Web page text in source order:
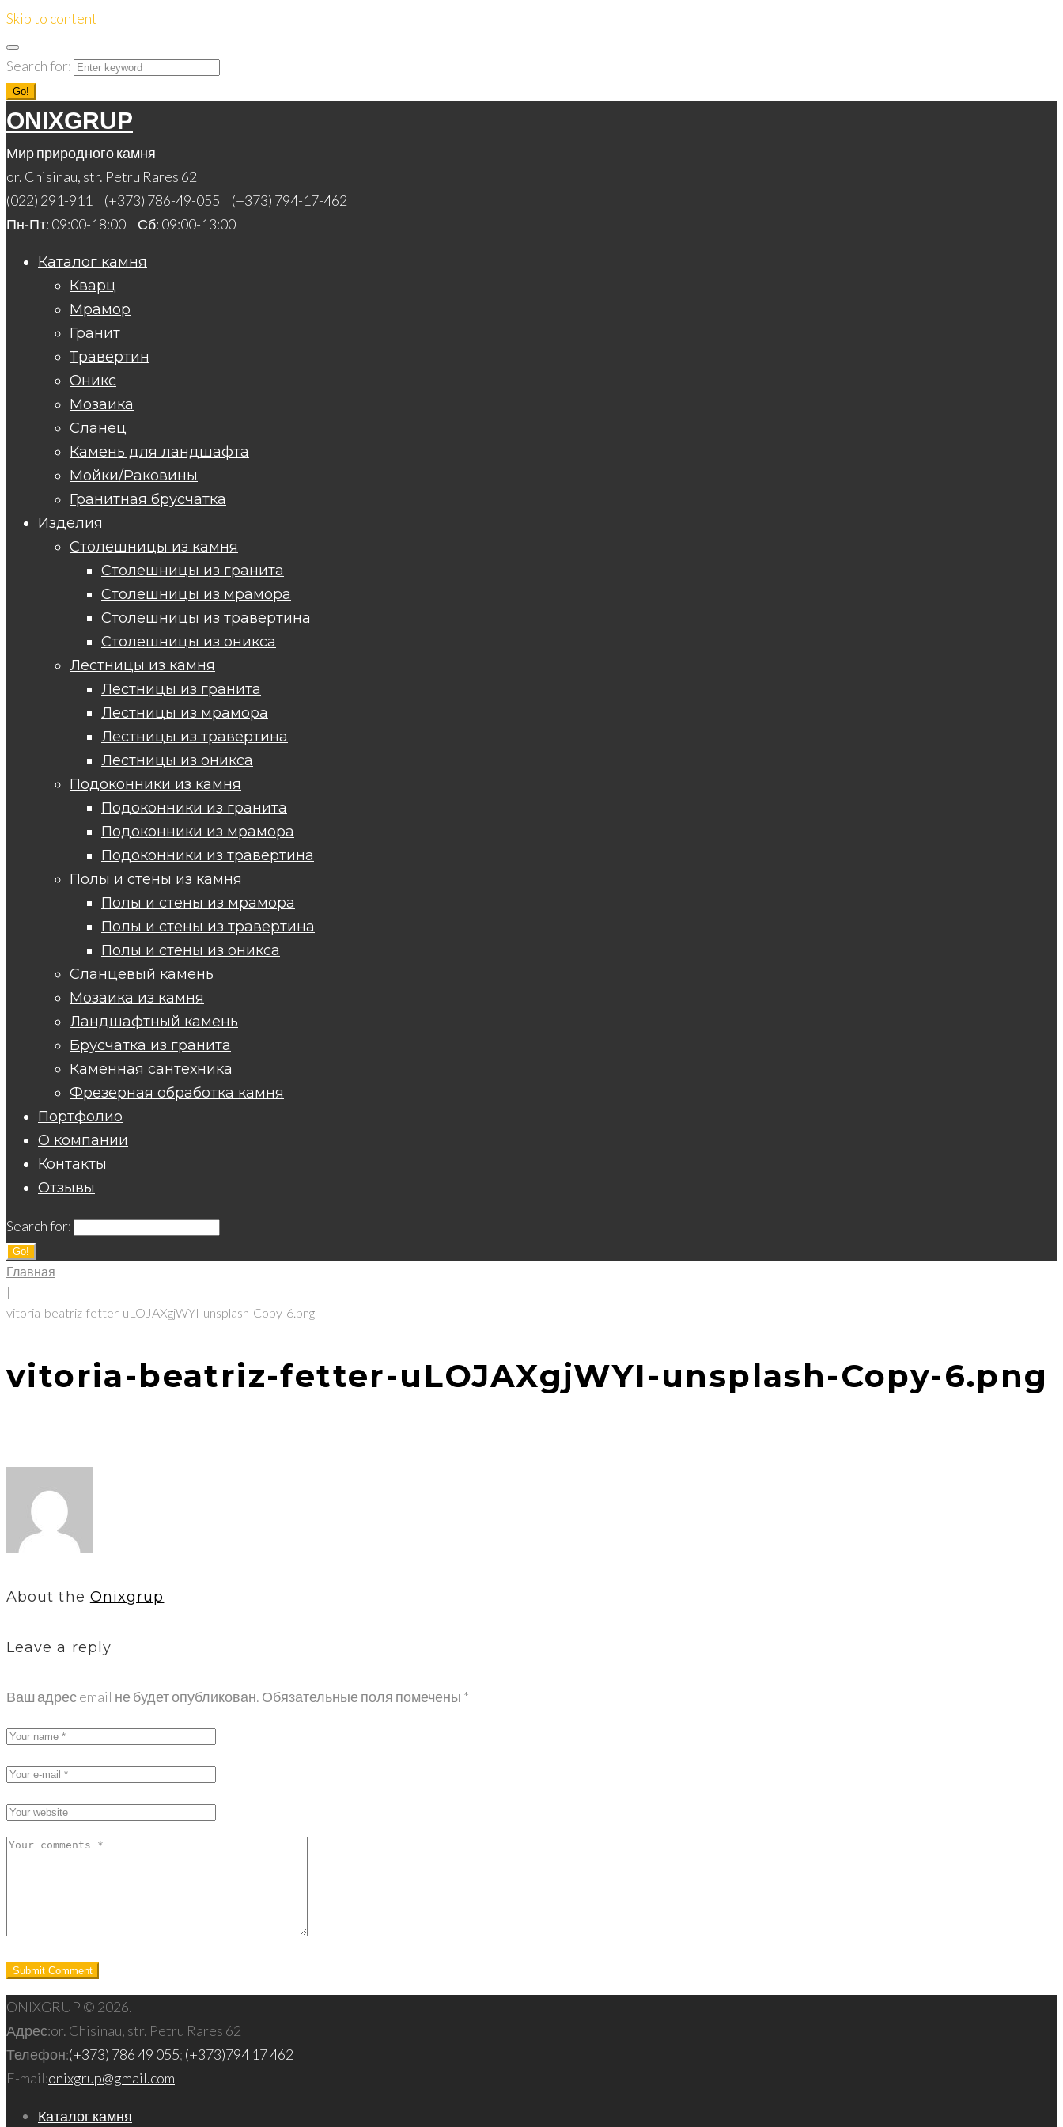
Skip to content
Search for:
Go!
ONIXGRUP
Мир природного камня
or. Chisinau, str. Petru Rares 62
(022) 291-911
(+373) 786-49-055
(+373) 794-17-462
Пн-Пт: 09:00-18:00 Сб: 09:00-13:00
Каталог камня
Кварц
Мрамор
Гранит
Травертин
Оникс
Мозаика
Сланец
Камень для ландшафта
Мойки/Раковины
Гранитная брусчатка
Изделия
Столешницы из камня
Столешницы из гранита
Столешницы из мрамора
Столешницы из травертина
Столешницы из оникса
Лестницы из камня
Лестницы из гранита
Лестницы из мрамора
Лестницы из травертина
Лестницы из оникса
Подоконники из камня
Подоконники из гранита
Подоконники из мрамора
Подоконники из травертина
Полы и стены из камня
Полы и стены из мрамора
Полы и стены из травертина
Полы и стены из оникса
Сланцевый камень
Мозаика из камня
Ландшафтный камень
Брусчатка из гранита
Каменная сантехника
Фрезерная обработка камня
Портфолио
О компании
Контакты
Отзывы
Search for:
Go!
Главная
|
vitoria-beatriz-fetter-uLOJAXgjWYI-unsplash-Copy-6.png
vitoria-beatriz-fetter-uLOJAXgjWYI-unsplash-Copy-6.png
About the Onixgrup
Leave a reply
Ваш адрес email не будет опубликован. Обязательные поля помечены *
ONIXGRUP © 2026.
Адрес:or. Chisinau, str. Petru Rares 62
Телефон:(+373) 786 49 055; (+373)794 17 462
E-mail:onixgrup@gmail.com
Каталог камня